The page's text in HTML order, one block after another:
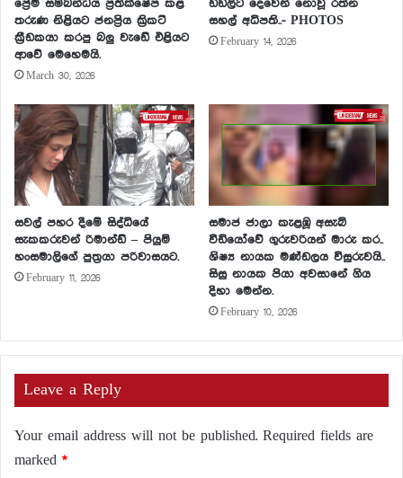
ප්‍රේම සම්බන්ධය ප්‍රතික්ෂේප කළ
තරුණ නිළියට ජනප්‍රිය ක්‍රිකට්
ක්‍රීඩකයා කරපු බලු වැඩේ එළියට
ආවේ මෙහෙමයි.
March 30, 2026
ඩඩ්ලිට දෙවෙනි නොවූ රත්න
සහල් අධිපති..- PHOTOS
February 14, 2026
සවල් පහර දීමේ සිද්ධියේ
සැකකරුවන් රිමාන්ඩ් – පියුමි
හංසමාලිගේ පුත්‍රයා පරිවාසයට.
February 11, 2026
සමාජ ජාලා කැළඹූ අසැබි
වීඩියෝවේ ගුරුවරියන් මාරු කර..
ශිෂ්‍ය නායක මණ්ඩලය විසුරුවයි..
සිසු නායක පියා අවසානේ ගිය
දිහා මෙන්න.
February 10, 2026
Leave a Reply
Your email address will not be published. Required fields are
marked *